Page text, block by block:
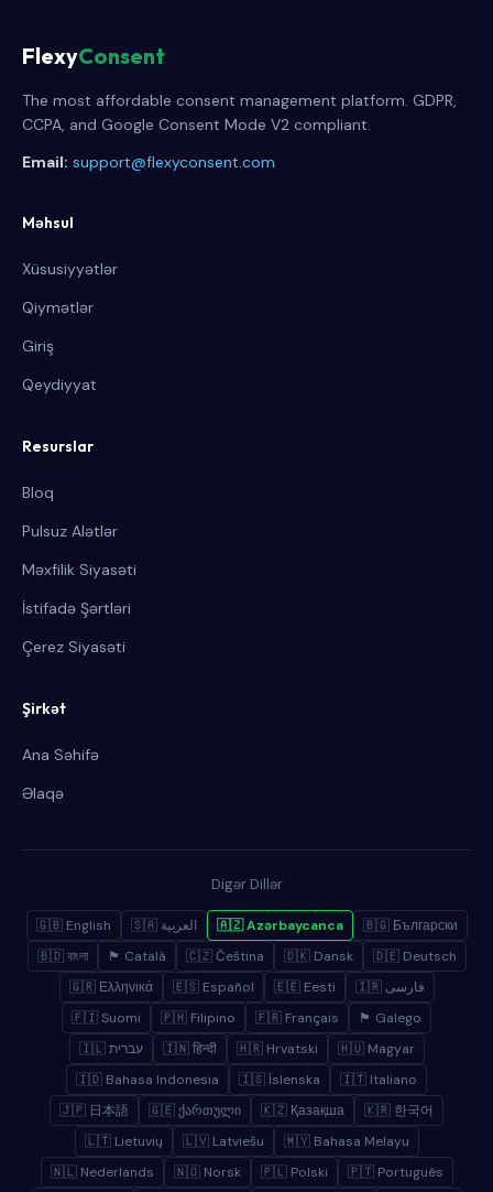
FlexyConsent
The most affordable consent management platform. GDPR,
CCPA, and Google Consent Mode V2 compliant.
Email: support@flexyconsent.com
Məhsul
Xüsusiyyətlər
Qiymətlər
Giriş
Qeydiyyat
Resurslar
Bloq
Pulsuz Alətlər
Məxfilik Siyasəti
İstifadə Şərtləri
Çerez Siyasəti
Şirkət
Ana Səhifə
Əlaqə
Digər Dillər
🇬🇧 English 🇸🇦 العربية 🇦🇿 Azərbaycanca
🇧🇬 Български
🇧🇩 বাংলা
🏴 Català 🇨🇿 Čeština 🇩🇰 Dansk
🇩🇪 Deutsch
🇬🇷 Ελληνικά
🇪🇸 Español 🇪🇪 Eesti
🇮🇷 فارسی
🇫🇮 Suomi
🇵🇭 Filipino 🇫🇷 Français
🏴 Galego
🇮🇱 עברית
🇮🇳 हिन्दी 🇭🇷 Hrvatski
🇭🇺 Magyar
🇮🇩 Bahasa Indonesia
🇮🇸 Íslenska
🇮🇹 Italiano
🇯🇵 日本語
🇬🇪 ქართული 🇰🇿 Қазақша
🇰🇷 한국어
🇱🇹 Lietuvių
🇱🇻 Latviešu
🇲🇾 Bahasa Melayu
🇳🇱 Nederlands
🇳🇴 Norsk 🇵🇱 Polski 🇵🇹 Português